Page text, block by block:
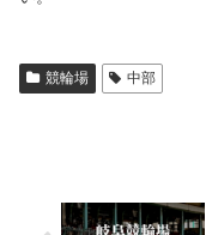
競輪場 中部